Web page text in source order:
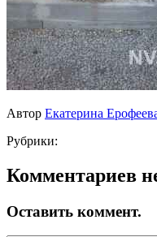
Автор Екатерина
Рубрики:
Комментариев
Оставить коммент.